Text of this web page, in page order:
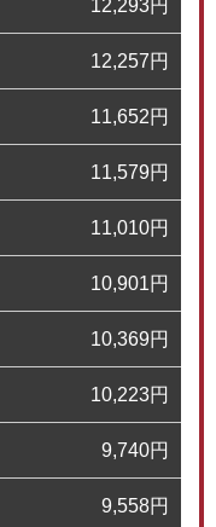
12,293円
12,257円
11,652円
11,579円
11,010円
10,901円
10,369円
10,223円
9,740円
9,558円